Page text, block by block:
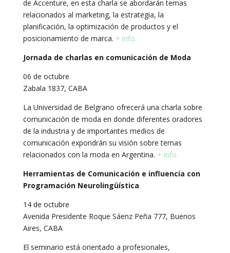
de Accenture, en esta charla se abordarán temas
relacionados al marketing, la estrategia, la
planificación, la optimización de productos y el
posicionamiento de marca. + info.
Jornada de charlas en comunicación de Moda
06 de octubre
Zabala 1837, CABA
La Universidad de Belgrano ofrecerá una charla sobre
comunicación de moda en donde diferentes oradores
de la industria y de importantes medios de
comunicación expondrán su visión sobre temas
relacionados con la moda en Argentina. + info.
Herramientas de Comunicación e influencia con
Programación Neurolingüística
14 de octubre
Avenida Presidente Roque Sáenz Peña 777, Buenos
Aires, CABA
El seminario está orientado a profesionales,